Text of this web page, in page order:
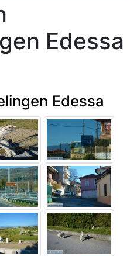
Edessa
Edessa